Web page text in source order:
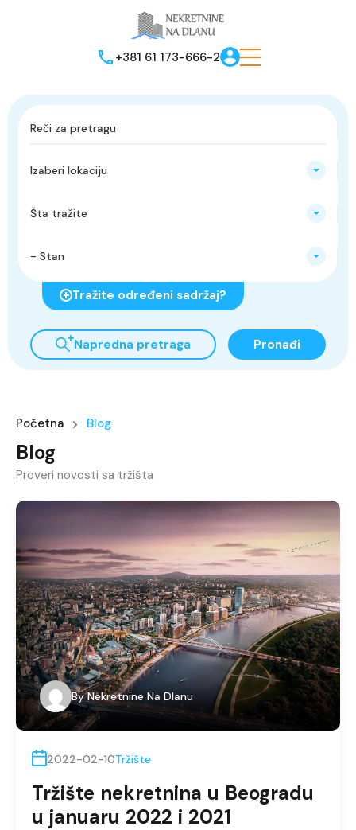
+381 61 173-666-2
Izaberi lokaciju
Šta tražite
- Stan
Tražite određeni sadržaj?
Napredna pretraga Pronađi
Početna Blog
Blog
Proveri novosti sa tržišta
By Nekretnine Na Dlanu
2022-02-10Tržište
Tržište nekretnina u Beogradu
u januaru 2022 i 2021